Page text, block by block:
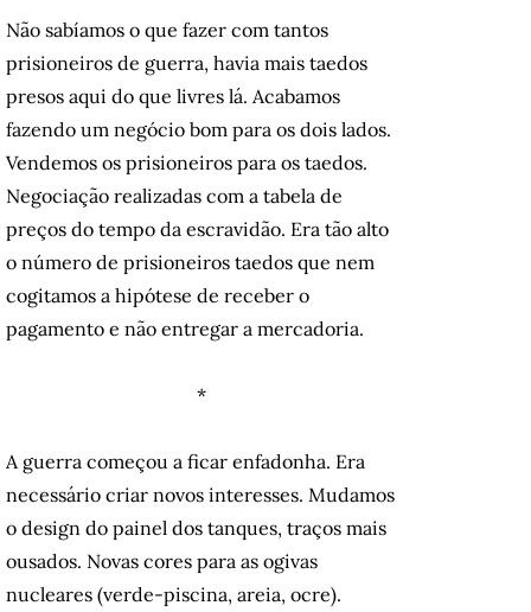
Não sabíamos o que fazer com tantos
prisioneiros de guerra, havia mais taedos
presos aqui do que livres lá. Acabamos
fazendo um negócio bom para os dois lados.
Vendemos os prisioneiros para os taedos.
Negociação realizadas com a tabela de
preços do tempo da escravidão. Era tão alto
o número de prisioneiros taedos que nem
cogitamos a hipótese de receber o
pagamento e não entregar a mercadoria.
*
A guerra começou a ficar enfadonha. Era
necessário criar novos interesses. Mudamos
o design do painel dos tanques, traços mais
ousados. Novas cores para as ogivas
nucleares (verde-piscina, areia, ocre).